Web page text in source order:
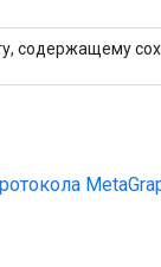
содержащему